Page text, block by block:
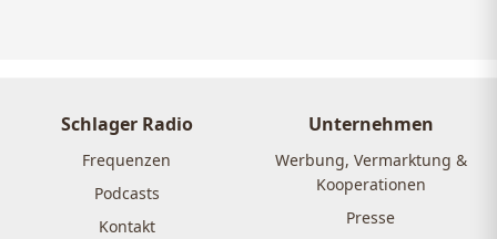
Schlager Radio
Frequenzen
Podcasts
Kontakt
Unternehmen
Werbung, Vermarktung &
Kooperationen
Presse